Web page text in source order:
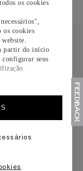
os cookies
os cookies
partir do início
configurar seus